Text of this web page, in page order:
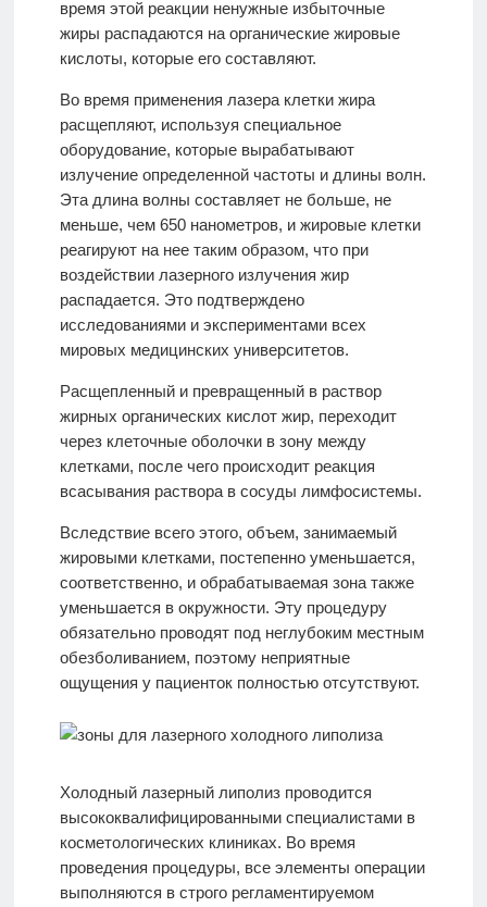
время этой реакции ненужные избыточные
жиры распадаются на органические жировые
кислоты, которые его составляют.
Во время применения лазера клетки жира
расщепляют, используя специальное
оборудование, которые вырабатывают
излучение определенной частоты и длины волн.
Эта длина волны составляет не больше, не
меньше, чем 650 нанометров, и жировые клетки
реагируют на нее таким образом, что при
воздействии лазерного излучения жир
распадается. Это подтверждено
исследованиями и экспериментами всех
мировых медицинских университетов.
Расщепленный и превращенный в раствор
жирных органических кислот жир, переходит
через клеточные оболочки в зону между
клетками, после чего происходит реакция
всасывания раствора в сосуды лимфосистемы.
Вследствие всего этого, объем, занимаемый
жировыми клетками, постепенно уменьшается,
соответственно, и обрабатываемая зона также
уменьшается в окружности. Эту процедуру
обязательно проводят под неглубоким местным
обезболиванием, поэтому неприятные
ощущения у пациенток полностью отсутствуют.
Холодный лазерный липолиз проводится
высококвалифицированными специалистами в
косметологических клиниках. Во время
проведения процедуры, все элементы операции
выполняются в строго регламентируемом